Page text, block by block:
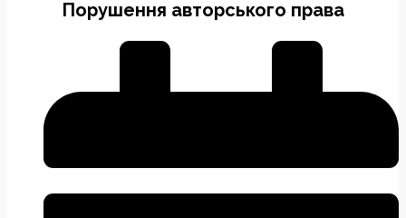
Порушення авторського права